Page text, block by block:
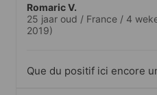
Romaric V.
25 jaar oud / France / 4
2019)
Que du positif ici encore